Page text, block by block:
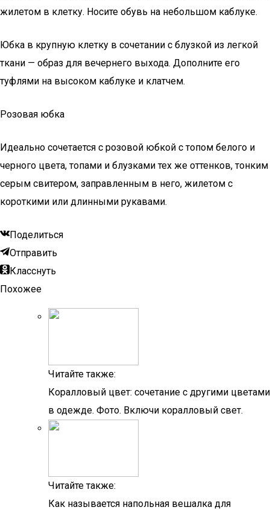
жилетом в клетку. Носите обувь на небольшом каблуке.
Юбка в крупную клетку в сочетании с блузкой из легкой
ткани — образ для вечернего выхода. Дополните его
туфлями на высоком каблуке и клатчем.
Розовая юбка
Идеально сочетается с розовой юбкой с топом белого и
черного цвета, топами и блузками тех же оттенков, тонким
серым свитером, заправленным в него, жилетом с
короткими или длинными рукавами.
Поделиться
Отправить
Класснуть
Похожее
Читайте также:
Коралловый цвет: сочетание с другими цветами
в одежде. Фото. Включи коралловый свет.
Читайте также:
Как называется напольная вешалка для